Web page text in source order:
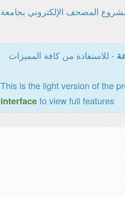
المصحف الإلكتروني بجامعة
- للاستفادة من كافة المميزات
This is the light version of the
interfaceto view full features